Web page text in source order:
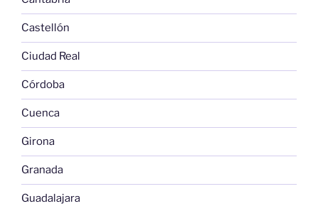
Castellón
Ciudad Real
Córdoba
Cuenca
Girona
Granada
Guadalajara